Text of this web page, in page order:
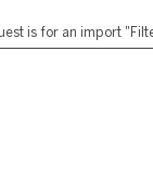
is for an import